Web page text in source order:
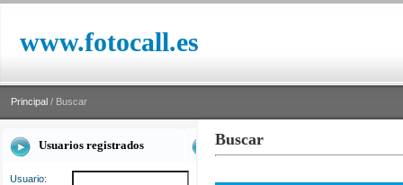
www.fotocall.es
Principal / Buscar
Usuarios registrados
Usuario:
Buscar